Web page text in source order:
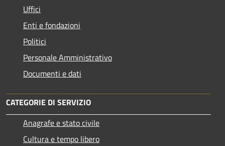
Uffici
Enti e fondazioni
Politici
Personale Amministrativo
Documenti e dati
CATEGORIE DI SERVIZIO
Anagrafe e stato civile
Cultura e tempo libero